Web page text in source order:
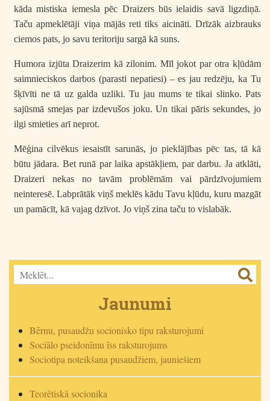
kāda mistiska iemesla pēc Draizers būs ielaidis savā ligzdiņā.
Taču apmeklētāji viņa mājās reti tiks aicināti. Drīzāk aizbrauks
ciemos pats, jo savu teritoriju sargā kā suns.
Humora izjūta Draizerim kā zilonim. Mīl jokot par otra kļūdām
saimnieciskos darbos (parasti nepatiesi) – es jau redzēju, ka Tu
šķīvīti ne tā uz galda uzliki. Tu jau mums te tikai slinko. Pats
sajūsmā smejas par izdevušos joku. Un tikai pāris sekundes, jo
ilgi smieties arī neprot.
Mēģina cilvēkus iesaistīt sarunās, jo pieklājības pēc tas, tā kā
būtu jādara. Bet runā par laika apstākļiem, par darbu. Ja atklāti,
Draizeri nekas no tavām problēmām vai pārdzīvojumiem
neinteresē. Labprātāk viņš meklēs kādu Tavu kļūdu, kuru mazgāt
un pamācīt, kā vajag dzīvot. Jo viņš zina taču to vislabāk.
Jaunumi
Bērnu, pusaudžu socionisko tipu raksturojumi
Sociālo pseidonīmu īss raksturojums
Sociotipa noteikšana pusaudžiem, jauniešiem
Teorētiskā socionika